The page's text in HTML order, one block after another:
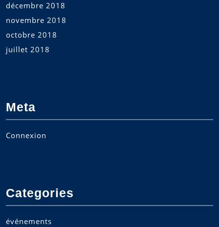
décembre 2018
novembre 2018
octobre 2018
juillet 2018
Meta
Connexion
Categories
événements